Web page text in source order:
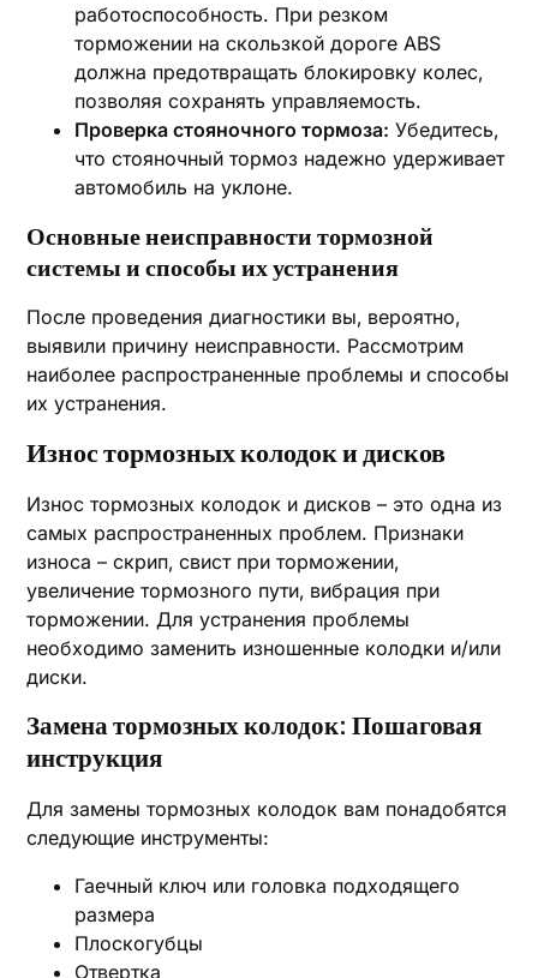
работоспособность. При резком
торможении на скользкой дороге ABS
должна предотвращать блокировку колес‚
позволяя сохранять управляемость.
Проверка стояночного тормоза: Убедитесь‚
что стояночный тормоз надежно удерживает
автомобиль на уклоне.
Основные неисправности тормозной
системы и способы их устранения
После проведения диагностики вы‚ вероятно‚
выявили причину неисправности. Рассмотрим
наиболее распространенные проблемы и способы
их устранения.
Износ тормозных колодок и дисков
Износ тормозных колодок и дисков – это одна из
самых распространенных проблем. Признаки
износа – скрип‚ свист при торможении‚
увеличение тормозного пути‚ вибрация при
торможении. Для устранения проблемы
необходимо заменить изношенные колодки и/или
диски.
Замена тормозных колодок: Пошаговая
инструкция
Для замены тормозных колодок вам понадобятся
следующие инструменты:
Гаечный ключ или головка подходящего
размера
Плоскогубцы
Отвертка